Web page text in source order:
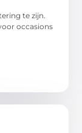
te zijn.
occasions